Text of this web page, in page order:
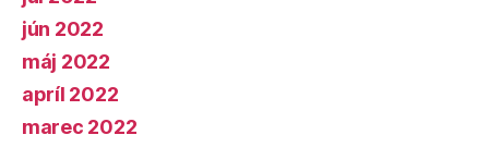
jún 2022
máj 2022
apríl 2022
marec 2022